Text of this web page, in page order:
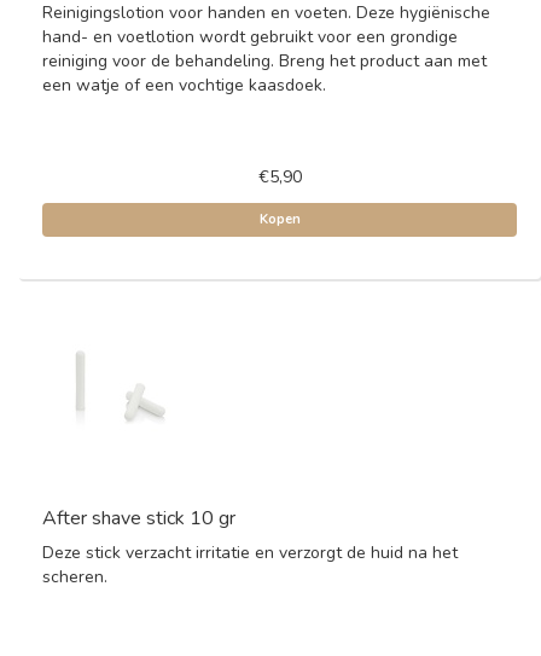
Reinigingslotion voor handen en voeten. Deze hygiënische
hand- en voetlotion wordt gebruikt voor een grondige
reiniging voor de behandeling. Breng het product aan met
een watje of een vochtige kaasdoek.
€5,90
Kopen
After shave stick 10 gr
Deze stick verzacht irritatie en verzorgt de huid na het
scheren.